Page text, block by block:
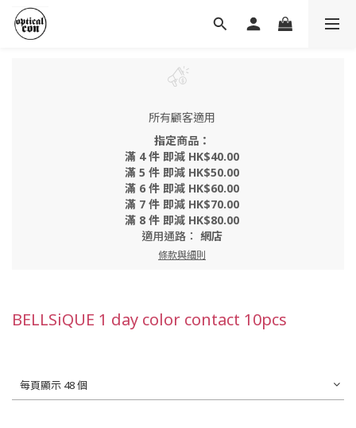
所有顧客適用
指定商品：
滿 4 件 即減 HK$40.00
滿 5 件 即減 HK$50.00
滿 6 件 即減 HK$60.00
滿 7 件 即減 HK$70.00
滿 8 件 即減 HK$80.00
適用通路： 網店
條款與細則
BELLSiQUE 1 day color contact 10pcs
每頁顯示 48 個